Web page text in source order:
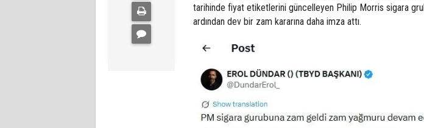
tarihinde fiyat etiketlerini güncelleyen Philip Morris sigara
ardından dev bir zam kararına daha imza attı.